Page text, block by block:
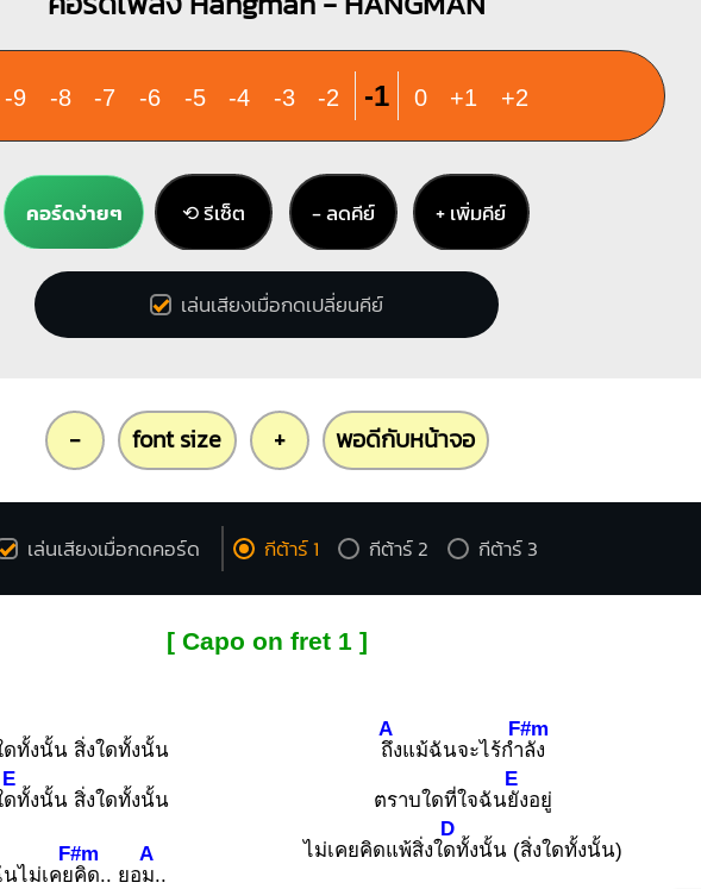
-9 -8 -7 -6 -5 -4 -3 -2 -1 0 +1 +2
คอร์ดง่ายๆ ⟲ รีเซ็ต − ลดคีย์ + เพิ่มคีย์
เล่นเสียงเมื่อกดเปลี่ยนคีย์
- font size + พอดีกับหน้าจอ
เล่นเสียงเมื่อกดคอร์ด กีต้าร์ 1 กีต้าร์ 2 กีต้าร์ 3
[ Capo on fret 1 ]
ดทั้งนั้น สิ่งใดทั้งนั้น
E
ดทั้งนั้น สิ่งใดทั้งนั้น
ไม่เคย
F#m
คิด.. ยอ
A
ม..
A
ถึงแม้ฉันจะไร้กำ
F#m
ลัง
ตราบใดที่ใจฉัน
E
ยังอยู่
ไม่เคยคิดแพ้สิ่งใ
D
ดทั้งนั้น (สิ่งใดทั้งนั้น)